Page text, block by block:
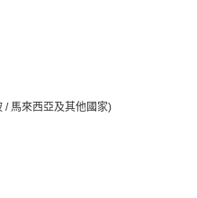
/ 馬來西亞及其他國家)